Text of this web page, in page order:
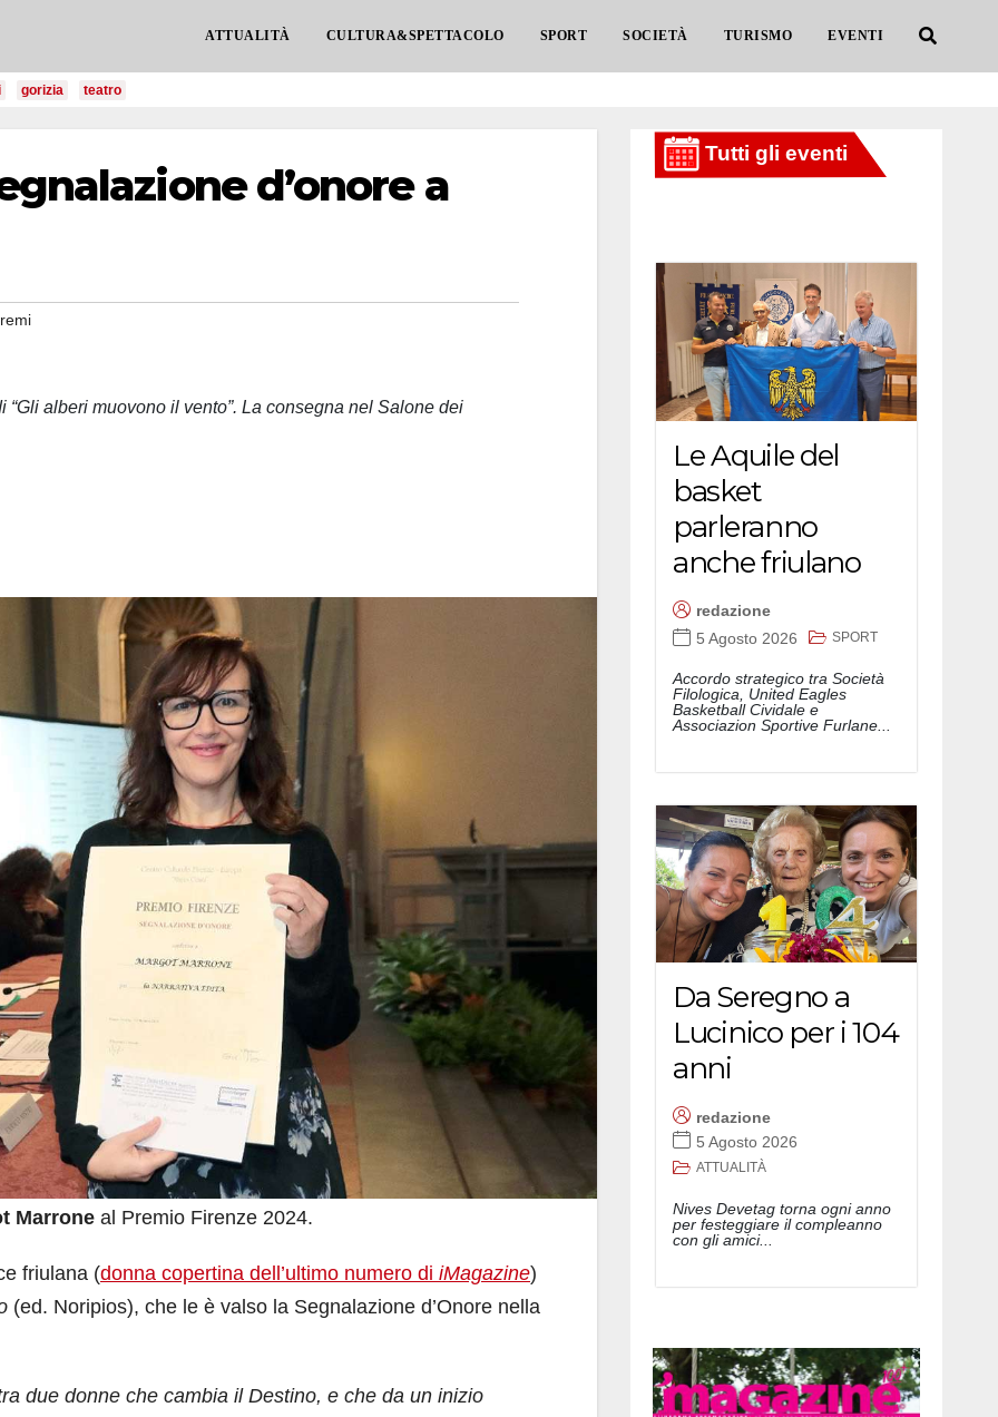
ATTUALITÀ CULTURA&SPETTACOLO SPORT SOCIETÀ TURISMO EVENTI
gorizia teatro
d’onore a
alberi muovono il vento”. La consegna nel Salone dei
Marrone al Premio Firenze 2024.
friulana (donna copertina dell’ultimo numero di iMagazine)
(ed. Noripios), che le è valso la Segnalazione d’Onore nella
due donne che cambia il Destino, e che da un inizio
Le Aquile del
basket
parleranno
anche friulano
redazione
5 Agosto 2026
SPORT
Accordo strategico tra Società
Filologica, United Eagles
Basketball Cividale e
Associazion Sportive Furlane...
Da Seregno a
Lucinico per i 104
anni
redazione
5 Agosto 2026
ATTUALITÀ
Nives Devetag torna ogni anno
per festeggiare il compleanno
con gli amici...